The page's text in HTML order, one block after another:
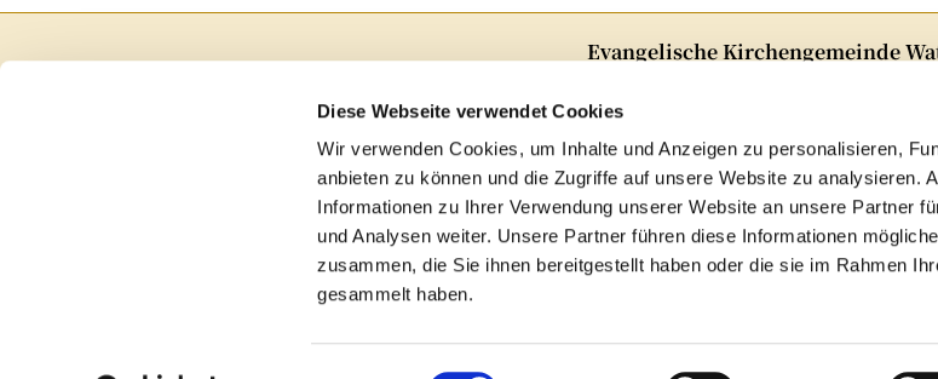
Diese Webseite verwendet Cookies
Wir verwenden Cookies, um Inhalte und Anzeigen zu personalisieren,
anbieten zu können und die Zugriffe auf unsere Website zu analysieren.
Informationen zu Ihrer Verwendung unserer Website an unsere Partner
und Analysen weiter. Unsere Partner führen diese Informationen
zusammen, die Sie ihnen bereitgestellt haben oder die sie im Rahmen
gesammelt haben.
Evangelische Kirchengemeinde
E-Mail:
ge-kg-
 Folgen Sie uns auf